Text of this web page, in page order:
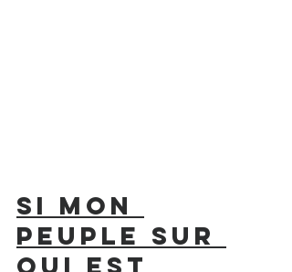
Si mon
peuple sur
qui est